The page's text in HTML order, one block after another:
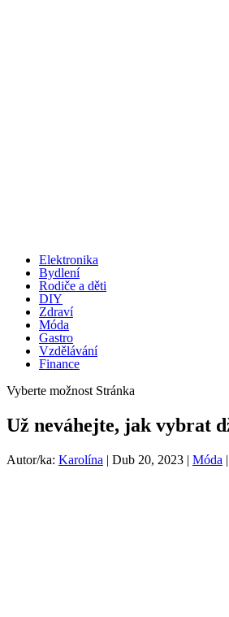
Elektronika
Bydlení
Rodiče a děti
DIY
Zdraví
Móda
Gastro
Vzdělávání
Finance
Vyberte možnost Stránka
Už neváhejte, jak vybrat
Autor/ka: Karolína | Dub 20, 2023 | Móda |